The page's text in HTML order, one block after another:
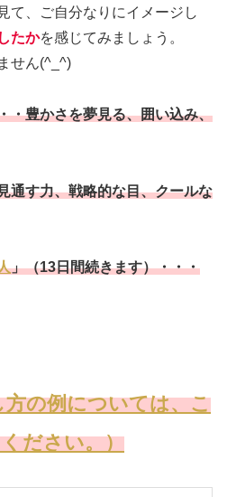
て、ご自分なりにイメージし
たかを感じてみましょう。
せん(^_^)
・豊かさを夢見る、囲い込み、
通す力、戦略的な目、クールな
」（13日間続きます）・・・
の例については、こ
ださい。）